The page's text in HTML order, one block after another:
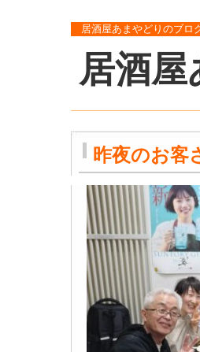
居酒屋あまやどりのブロ
居酒
昨夜のお客